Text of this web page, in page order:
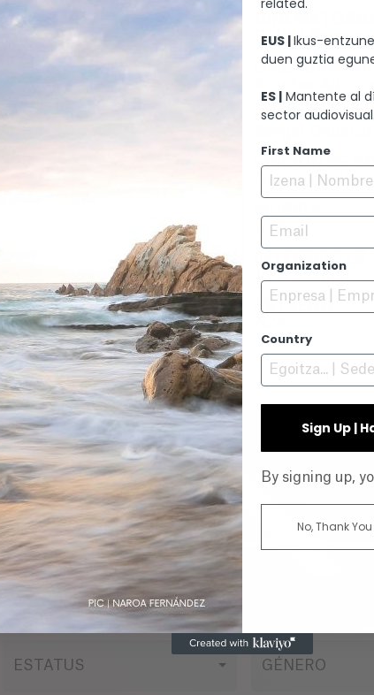
Rafael
DIRECCIÓN
EDICIÓN
EDICIÓN DE
Carlos de
N/A
INTÉRPRETES
Jone Laspiur
ESTRENO
AÑO
ESTATUS GÉNERO
EUS |Ikus-
duen guztia
ES | Mantente al
sector audiovisual.
First Name
Email
Organization
Country
Sign Up |
By signing up,
No, Thank